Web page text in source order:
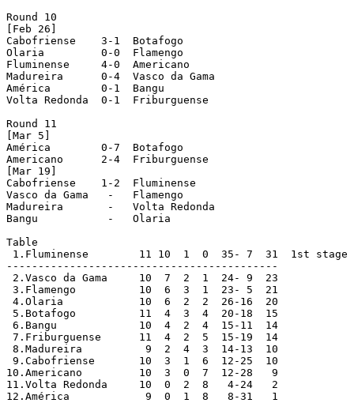
Round 10
[Feb 26]
Cabofriense    3-1  Botafogo
Olaria         0-0  Flamengo
Fluminense     4-0  Americano
Madureira      0-4  Vasco da Gama
América        0-1  Bangu
Volta Redonda  0-1  Friburguense
Round 11
[Mar 5]
América        0-7  Botafogo
Americano      2-4  Friburguense
[Mar 19]
Cabofriense    1-2  Fluminense
Vasco da Gama   -   Flamengo
Madureira       -   Volta Redonda
Bangu           -   Olaria
Table
1.Fluminense        11 10  1  0  35- 7  31  1st stage
-------------------------------------------
2.Vasco da Gama     10  7  2  1  24- 9  23
3.Flamengo          10  6  3  1  23- 5  21
4.Olaria            10  6  2  2  26-16  20
5.Botafogo          11  4  3  4  20-18  15
6.Bangu             10  4  2  4  15-11  14
7.Friburguense      11  4  2  5  15-19  14
8.Madureira          9  2  4  3  14-13  10
9.Cabofriense       10  3  1  6  12-25  10
10.Americano         10  3  0  7  12-28   9
11.Volta Redonda     10  0  2  8   4-24   2
12.América            9  0  1  8   8-31   1